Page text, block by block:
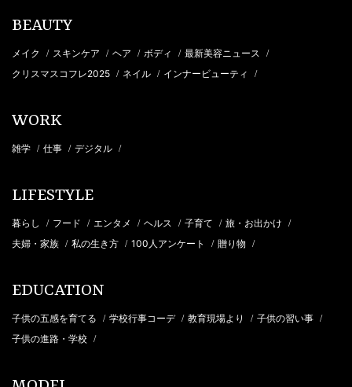
BEAUTY
メイク / スキンケア / ヘア / ボディ / 最新美容ニュース /
クリスマスコフレ2025 / ネイル / インナービューティ /
WORK
雑学 / 仕事 / デジタル /
LIFESTYLE
暮らし / フード / エンタメ / ヘルス / 子育て / 旅・お出かけ /
夫婦・家族 / 私の生き方 / 100人アンケート / 贈り物 /
EDUCATION
子供の五感を育てる / 学校行事コーデ / 教育現場より / 子供の習い事 /
子供の進路・学校 /